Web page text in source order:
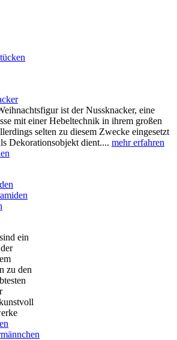
ist der Nussknacker, eine
mit einer Hebeltechnik in ihrem großen
selten zu diesem Zwecke eingesetzt
Dekorationsobjekt dient.... mehr erfahren
ein
zu den